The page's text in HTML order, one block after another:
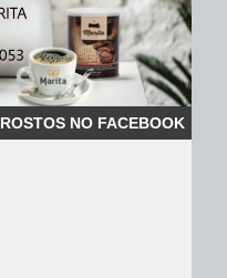
ROSTOS NO FACEBOOK